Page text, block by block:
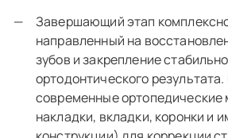
Завершающий этап
направленный на
зубов и закрепление
ортодонтического
современные
накладки, вкладки, коронки и